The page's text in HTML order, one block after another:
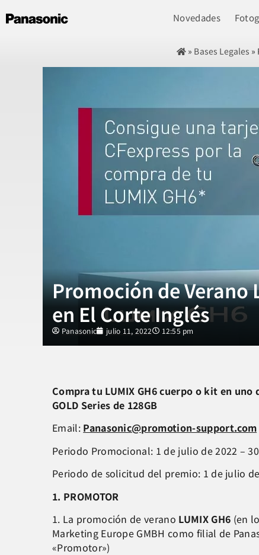
Novedades
» Bases Legales »
Promoción de Verano
en El Corte Inglés
Panasonic julio 11, 2022 12:55 pm
Compra tu LUMIX GH6 cuerpo o kit en
GOLD Series de 128GB
Email: Panasonic@promotion-support.com
Periodo Promocional: 1 de julio de 2022 –
Periodo de solicitud del premio: 1 de julio
1. PROMOTOR
1. La promoción de verano LUMIX GH6 (en
Marketing Europe GMBH como filial de
«Promotor»)